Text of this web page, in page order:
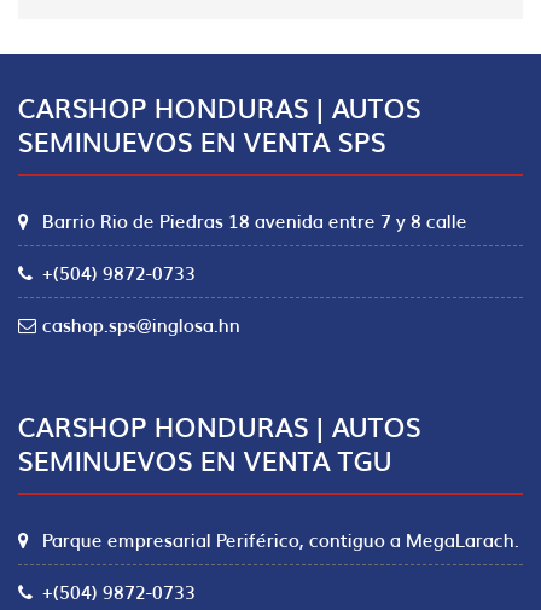
CARSHOP HONDURAS | AUTOS
SEMINUEVOS EN VENTA SPS
Barrio Rio de Piedras 18 avenida entre 7 y 8 calle
+(504) 9872-0733
cashop.sps@inglosa.hn
CARSHOP HONDURAS | AUTOS
SEMINUEVOS EN VENTA TGU
Parque empresarial Periférico, contiguo a MegaLarach.
+(504) 9872-0733